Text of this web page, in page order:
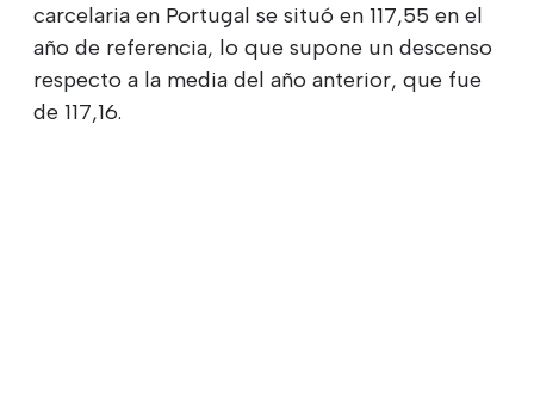
carcelaria en Portugal se situó en 117,55 en el
año de referencia, lo que supone un descenso
respecto a la media del año anterior, que fue
de 117,16.